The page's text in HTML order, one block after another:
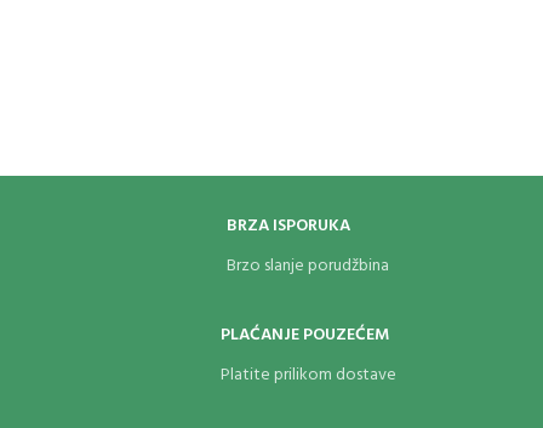
BRZA ISPORUKA
Brzo slanje porudžbina
PLAĆANJE POUZEĆEM
Platite prilikom dostave